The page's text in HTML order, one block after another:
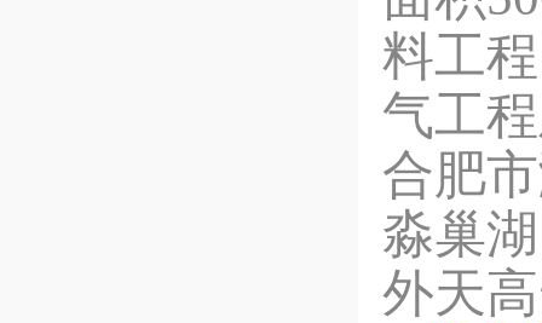
料工
气工
合肥
淼巢
外天